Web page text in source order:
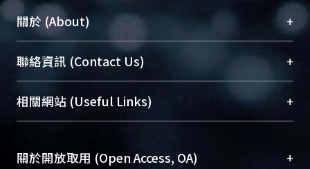
關於 (About) +
臺大位居世界頂尖大學之列，為永久珍藏及向國際
展現本校豐碩的研究成果及學術能量，圖書館整合
機構典藏（NTUR）與學術庫（AH）不同功能平
台，成為臺大學術典藏NTU scholars。期能整合研
成果。
聯絡資訊 (Contact Us) +
總館學科館員(Main Library)
醫學圖書館學科館員(Medical Library)
Sciences Library)
相關網站 (Useful Links) +
關於開放取用 (Open Access, OA) +